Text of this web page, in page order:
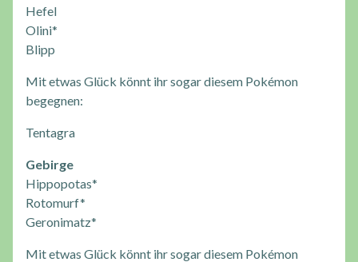
Hefel
Olini*
Blipp
Mit etwas Glück könnt ihr sogar diesem Pokémon
begegnen:
Tentagra
Gebirge
Hippopotas*
Rotomurf*
Geronimatz*
Mit etwas Glück könnt ihr sogar diesem Pokémon